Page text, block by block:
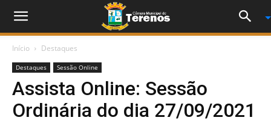
Início Destaques
Destaques Sessão Online
Assista Online: Sessão
Ordinária do dia 27/09/2021